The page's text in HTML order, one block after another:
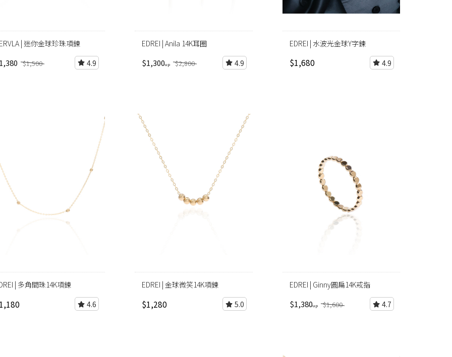
| 迷你金球珍珠項鍊
$1,500 4.9
EDREI | Anila 14K耳圈
$1,300 $2,800 4.9
EDREI | 水波光金球Y字鍊
$1,680 4.9
| 多角間珠14K項鍊
4.6
EDREI | 金球微笑14K項鍊
$1,280 5.0
EDREI | Ginny圓扁14K戒指
$1,380 $1,600 4.7